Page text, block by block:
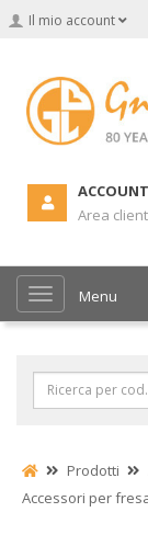
Il mio account
ACCOUNT
Area
Menu
Prodotti
Accessori per